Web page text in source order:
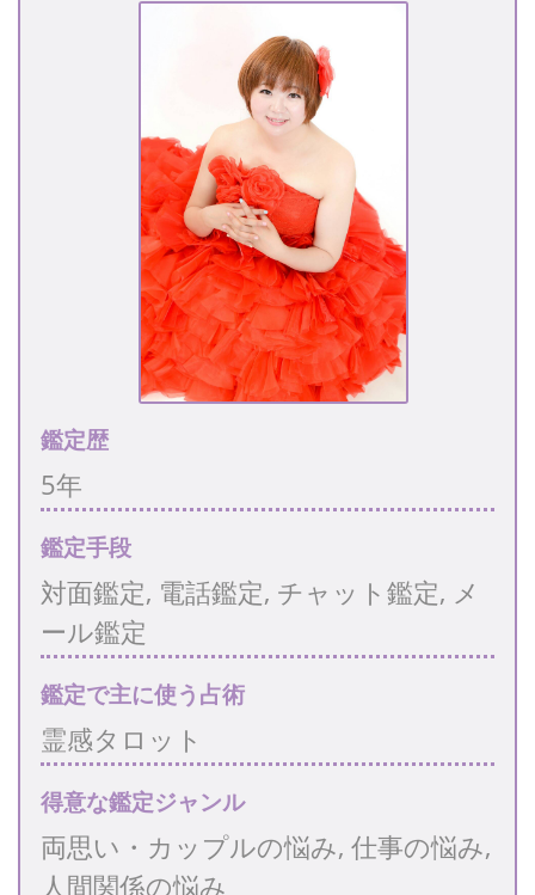
鑑定歴
5年
鑑定手段
対面鑑定, 電話鑑定, チャット鑑定, メ
ール鑑定
鑑定で主に使う占術
霊感タロット
得意な鑑定ジャンル
両思い・カップルの悩み, 仕事の悩み,
人間関係の悩み